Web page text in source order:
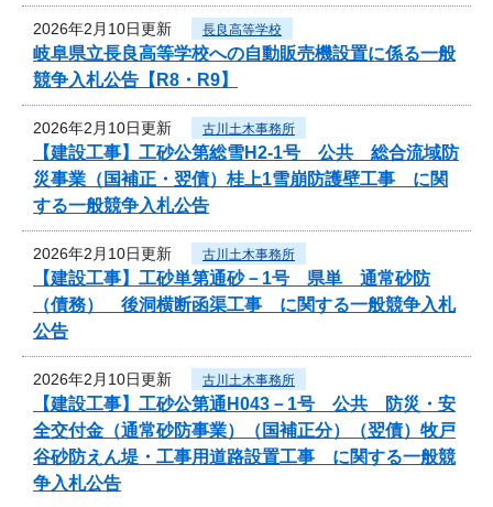
2026年2月10日更新 長良高等学校
岐阜県立長良高等学校への自動販売機設置に係る一般
競争入札公告【R8・R9】
2026年2月10日更新 古川土木事務所
【建設工事】工砂公第総雪H2-1号 公共 総合流域防
災事業（国補正・翌債）桂上1雪崩防護壁工事 に関
する一般競争入札公告
2026年2月10日更新 古川土木事務所
【建設工事】工砂単第通砂－1号 県単 通常砂防
（債務） 後洞横断函渠工事 に関する一般競争入札
公告
2026年2月10日更新 古川土木事務所
【建設工事】工砂公第通H043－1号 公共 防災・安
全交付金（通常砂防事業）（国補正分）（翌債）牧戸
谷砂防えん堤・工事用道路設置工事 に関する一般競
争入札公告